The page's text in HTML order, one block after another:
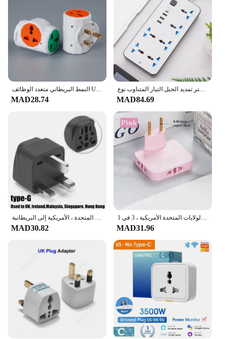
النمط البريطاني متعدد الوظائف USB محول السفر التوصيل هونغ كونغ القياسية جنوب شرق آسيا تحويل المقبس للأجهزة
MAD28.74
قوة متعددة الحنفية المكونات العالمية الاتحاد الأوروبي الولايات المتحدة المملكة المتحدة منفذ قطاع الطاقة مع 1.8 متر تمديد الحبل التيار المتناوب نوع C منفذ USB تهمة المقبس الكهربائي
MAD84.69
MAD30.82 MAD31.96